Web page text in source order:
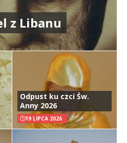
z Libanu
Odpust ku czci Św.
Anny 2026
19 LIPCA 2026